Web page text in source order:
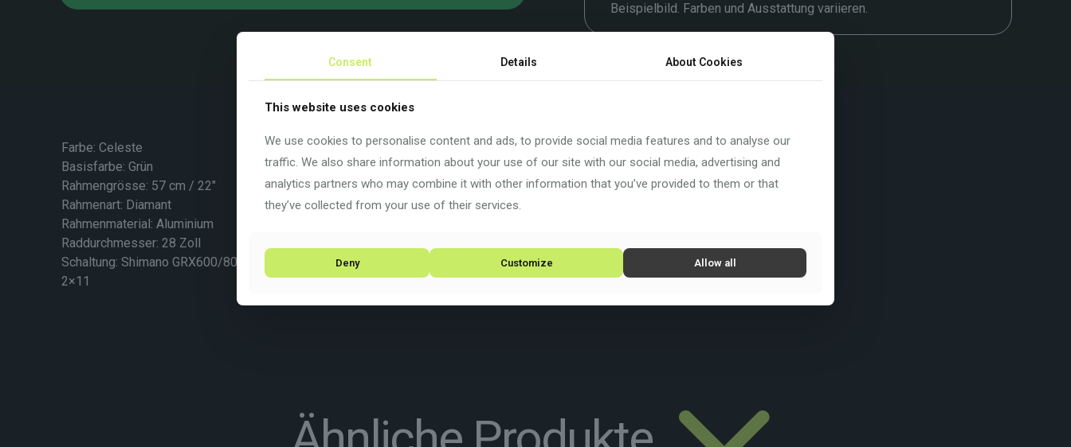
Beispielbild. Farben und Ausstattung variieren.
Farbe: Celeste
Basisfarbe: Grün
Rahmengrösse: 57 cm / 22″
Rahmenart: Diamant
Rahmenmaterial: Aluminium
Raddurchmesser: 28 Zoll
Schaltung: Shimano GRX600/800
2×11
Consent Details About Cookies
This website uses cookies
We use cookies to personalise content and ads, to provide social media features and to analyse our
traffic. We also share information about your use of our site with our social media, advertising and
analytics partners who may combine it with other information that you’ve provided to them or that
they’ve collected from your use of their services.
Deny Customize Allow all